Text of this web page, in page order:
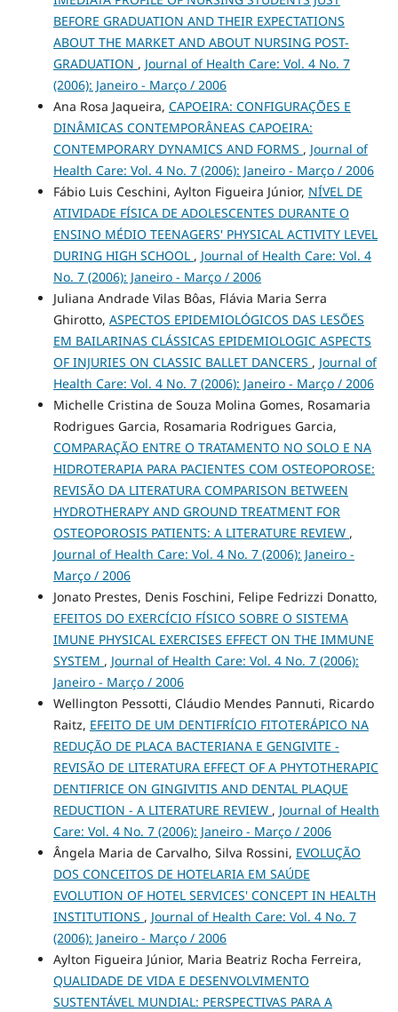
BEFORE GRADUATION AND THEIR EXPECTATIONS
ABOUT THE MARKET AND ABOUT NURSING POST-
GRADUATION , Journal of Health Care: Vol. 4 No. 7
(2006): Janeiro - Março / 2006
Ana Rosa Jaqueira, CAPOEIRA: CONFIGURAÇÕES E
DINÂMICAS CONTEMPORÂNEAS CAPOEIRA:
CONTEMPORARY DYNAMICS AND FORMS , Journal of
Health Care: Vol. 4 No. 7 (2006): Janeiro - Março / 2006
Fábio Luis Ceschini, Aylton Figueira Júnior, NÍVEL DE
ATIVIDADE FÍSICA DE ADOLESCENTES DURANTE O
ENSINO MÉDIO TEENAGERS' PHYSICAL ACTIVITY LEVEL
DURING HIGH SCHOOL , Journal of Health Care: Vol. 4
No. 7 (2006): Janeiro - Março / 2006
Juliana Andrade Vilas Bôas, Flávia Maria Serra
Ghirotto, ASPECTOS EPIDEMIOLÓGICOS DAS LESÕES
EM BAILARINAS CLÁSSICAS EPIDEMIOLOGIC ASPECTS
OF INJURIES ON CLASSIC BALLET DANCERS , Journal of
Health Care: Vol. 4 No. 7 (2006): Janeiro - Março / 2006
Michelle Cristina de Souza Molina Gomes, Rosamaria
Rodrigues Garcia, Rosamaria Rodrigues Garcia,
COMPARAÇÃO ENTRE O TRATAMENTO NO SOLO E NA
HIDROTERAPIA PARA PACIENTES COM OSTEOPOROSE:
REVISÃO DA LITERATURA COMPARISON BETWEEN
HYDROTHERAPY AND GROUND TREATMENT FOR
OSTEOPOROSIS PATIENTS: A LITERATURE REVIEW ,
Journal of Health Care: Vol. 4 No. 7 (2006): Janeiro -
Março / 2006
Jonato Prestes, Denis Foschini, Felipe Fedrizzi Donatto,
EFEITOS DO EXERCÍCIO FÍSICO SOBRE O SISTEMA
IMUNE PHYSICAL EXERCISES EFFECT ON THE IMMUNE
SYSTEM , Journal of Health Care: Vol. 4 No. 7 (2006):
Janeiro - Março / 2006
Wellington Pessotti, Cláudio Mendes Pannuti, Ricardo
Raitz, EFEITO DE UM DENTIFRÍCIO FITOTERÁPICO NA
REDUÇÃO DE PLACA BACTERIANA E GENGIVITE -
REVISÃO DE LITERATURA EFFECT OF A PHYTOTHERAPIC
DENTIFRICE ON GINGIVITIS AND DENTAL PLAQUE
REDUCTION - A LITERATURE REVIEW , Journal of Health
Care: Vol. 4 No. 7 (2006): Janeiro - Março / 2006
Ângela Maria de Carvalho, Silva Rossini, EVOLUÇÃO
DOS CONCEITOS DE HOTELARIA EM SAÚDE
EVOLUTION OF HOTEL SERVICES' CONCEPT IN HEALTH
INSTITUTIONS , Journal of Health Care: Vol. 4 No. 7
(2006): Janeiro - Março / 2006
Aylton Figueira Júnior, Maria Beatriz Rocha Ferreira,
QUALIDADE DE VIDA E DESENVOLVIMENTO
SUSTENTÁVEL MUNDIAL: PERSPECTIVAS PARA A